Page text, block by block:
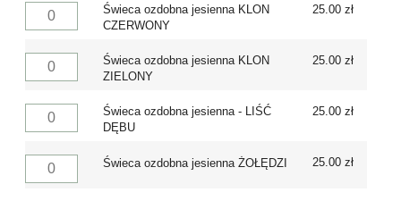
Świeca ozdobna jesienna KLON
CZERWONY
25.00 zł
Świeca ozdobna jesienna KLON
ZIELONY
25.00 zł
Świeca ozdobna jesienna - LIŚĆ
DĘBU
25.00 zł
Świeca ozdobna jesienna ŻOŁĘDZI 25.00 zł